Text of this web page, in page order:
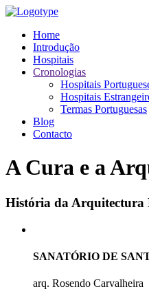
Home
Introdução
Hospitais
Cronologias
Hospitais
Hospitais
Termas Portuguesas
Blog
Contacto
A Cura e a
História da Arquitectura
SANATÓRIO DE
arq. Rosendo Carvalheira